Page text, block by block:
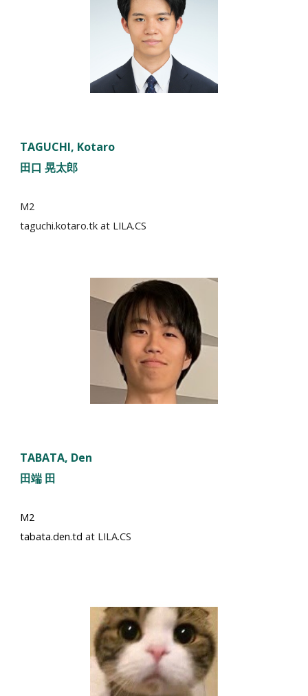
TAGUCHI, Kotaro
田口 晃太郎
M2
taguchi.kotaro.tk at LILA.CS
TABATA, Den
田端 田
M2
tabata.den.td at LILA.CS